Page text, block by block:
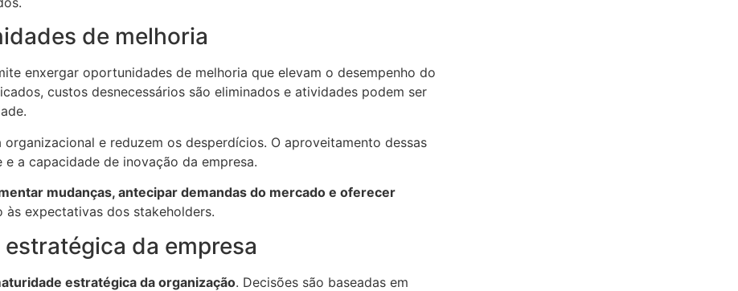
de melhoria
enxergar oportunidades de melhoria que elevam o desempenho do
custos desnecessários são eliminados e atividades podem ser
e reduzem os desperdícios. O aproveitamento dessas
a capacidade de inovação da empresa.
mudanças, antecipar demandas do mercado e oferecer
às expectativas dos stakeholders.
da empresa
estratégica da organização. Decisões são baseadas em